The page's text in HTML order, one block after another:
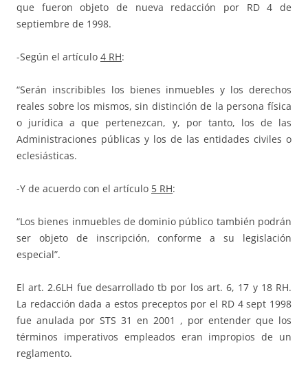
que fueron objeto de nueva redacción por RD 4 de
septiembre de 1998.
-Según el artículo 4 RH:
“Serán inscribibles los bienes inmuebles y los derechos
reales sobre los mismos, sin distinción de la persona física
o jurídica a que pertenezcan, y, por tanto, los de las
Administraciones públicas y los de las entidades civiles o
eclesiásticas.
-Y de acuerdo con el artículo 5 RH:
“Los bienes inmuebles de dominio público también podrán
ser objeto de inscripción, conforme a su legislación
especial”.
El art. 2.6LH fue desarrollado tb por los art. 6, 17 y 18 RH.
La redacción dada a estos preceptos por el RD 4 sept 1998
fue anulada por STS 31 en 2001 , por entender que los
términos imperativos empleados eran impropios de un
reglamento.